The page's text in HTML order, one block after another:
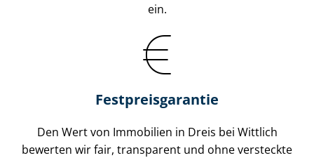
ein.
Festpreis​garantie
Den Wert von Immobilien in Dreis bei Wittlich
bewerten wir fair, transparent und ohne versteckte